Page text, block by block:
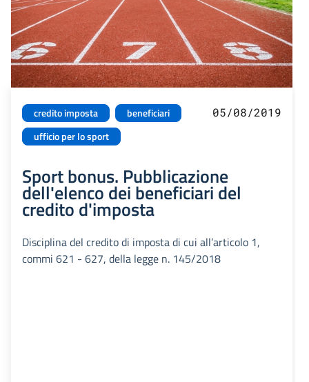
credito imposta
beneficiari
ufficio per lo sport
05/08/2019
Sport bonus. Pubblicazione
dell'elenco dei beneficiari del
credito d'imposta
Disciplina del credito di imposta di cui all’articolo 1,
commi 621 - 627, della legge n. 145/2018